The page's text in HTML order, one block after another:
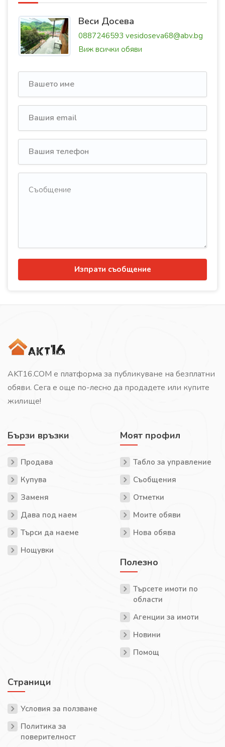
Веси Досева
0887246593 vesidoseva68@abv.bg
Виж всички обяви
Изпрати съобщение
AKT16.COM е платформа за публикуване на безплатни
обяви. Сега е още по-лесно да продадете или купите
жилище!
Бързи връзки
Продава
Купува
Заменя
Дава под наем
Търси да наеме
Нощувки
Моят профил
Табло за управление
Съобщения
Отметки
Моите обяви
Нова обява
Полезно
Търсете имоти по
области
Агенции за имоти
Новини
Помощ
Страници
Условия за ползване
Политика за
поверителност